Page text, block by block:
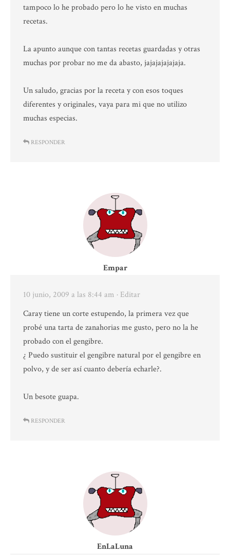
tampoco lo he probado pero lo he visto en muchas
recetas.
La apunto aunque con tantas recetas guardadas y otras
muchas por probar no me da abasto, jajajajajajaja.
Un saludo, gracias por la receta y con esos toques
diferentes y originales, vaya para mi que no utilizo
muchas especias.
RESPONDER
Empar
10 junio, 2009 a las 8:44 am · Editar
Caray tiene un corte estupendo, la primera vez que
probé una tarta de zanahorias me gusto, pero no la he
probado con el gengibre.
¿ Puedo sustituir el gengibre natural por el gengibre en
polvo, y de ser así cuanto debería echarle?.
Un besote guapa.
RESPONDER
EnLaLuna